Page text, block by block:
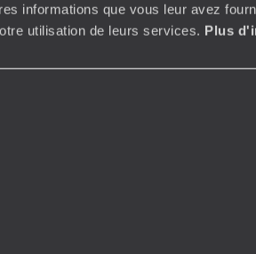
informations que vous leur avez
utilisation de leurs services. Plus
par pays et par régions :
jamais à court d’idées, ils vous